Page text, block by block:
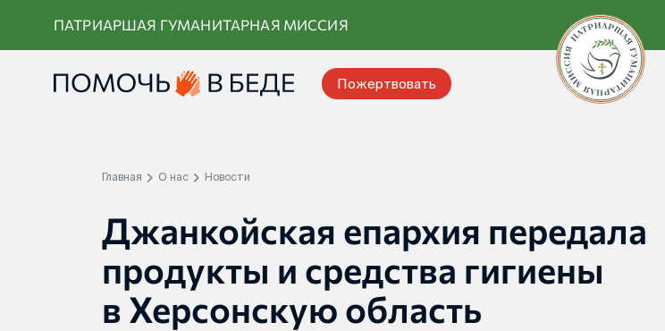
ПАТРИАРШАЯ ГУМАНИТАРНАЯ МИССИЯ
Пожертвовать
Главная О нас Новости
Джанкойская епархия передала
продукты и средства гигиены
в Херсонскую область